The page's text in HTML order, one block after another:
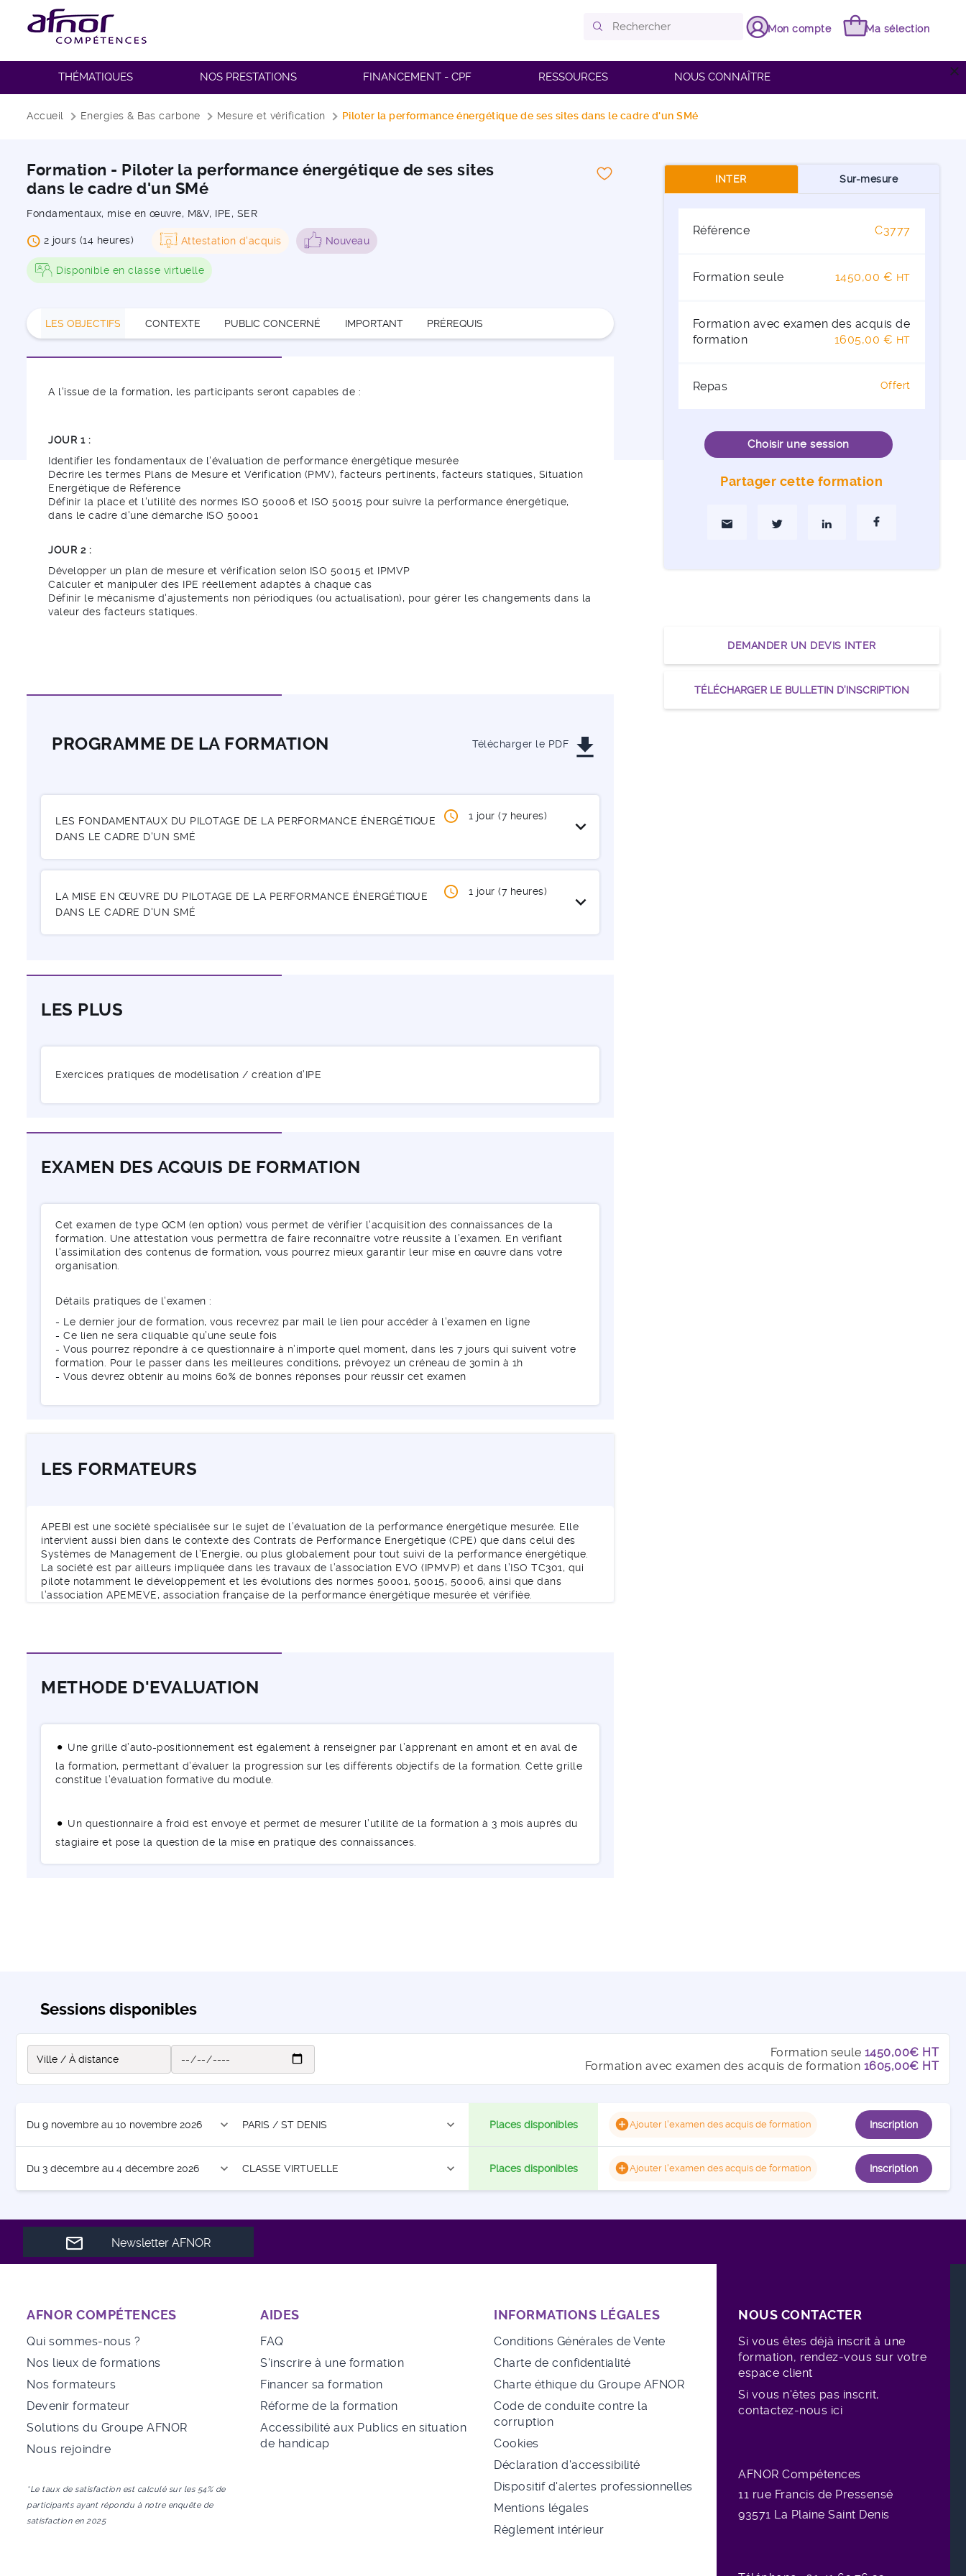
Mon compte Ma sélection
close
THÉMATIQUES NOS PRESTATIONS FINANCEMENT - CPF RESSOURCES NOUS CONNAÎTRE
Fil d'Ariane
Accueil Energies & Bas carbone Mesure et vérification Piloter la performance énergétique de ses sites dans le cadre d'un SMé
Formation - Piloter la performance énergétique de ses sites
dans le cadre d'un SMé
Fondamentaux, mise en œuvre, M&V, IPE, SER
2 jours (14 heures) Attestation d'acquis Nouveau
Disponible en classe virtuelle
LES OBJECTIFS CONTEXTE PUBLIC CONCERNÉ IMPORTANT PRÉREQUIS
A l'issue de la formation, les participants seront capables de :
JOUR 1 :
Identifier les fondamentaux de l'évaluation de performance énergétique mesurée
Décrire les termes Plans de Mesure et Vérification (PMV), facteurs pertinents, facteurs statiques, Situation
Energétique de Référence
Définir la place et l'utilité des normes ISO 50006 et ISO 50015 pour suivre la performance énergétique,
dans le cadre d'une démarche ISO 50001
JOUR 2 :
Développer un plan de mesure et vérification selon ISO 50015 et IPMVP
Calculer et manipuler des IPE réellement adaptés à chaque cas
Définir le mécanisme d'ajustements non périodiques (ou actualisation), pour gérer les changements dans la
valeur des facteurs statiques.
PROGRAMME DE LA FORMATION Télécharger le PDF get_app
LES FONDAMENTAUX DU PILOTAGE DE LA PERFORMANCE ÉNERGÉTIQUE
DANS LE CADRE D'UN SMÉ
1 jour (7 heures)
expand_more
LA MISE EN ŒUVRE DU PILOTAGE DE LA PERFORMANCE ÉNERGÉTIQUE
DANS LE CADRE D'UN SMÉ
1 jour (7 heures)
expand_more
LES PLUS
Exercices pratiques de modélisation / création d’IPE
EXAMEN DES ACQUIS DE FORMATION
Cet examen de type QCM (en option) vous permet de vérifier l'acquisition des connaissances de la
formation. Une attestation vous permettra de faire reconnaître votre réussite à l’examen. En vérifiant
l'assimilation des contenus de formation, vous pourrez mieux garantir leur mise en œuvre dans votre
organisation.
Détails pratiques de l’examen :
- Le dernier jour de formation, vous recevrez par mail le lien pour accéder à l’examen en ligne
- Ce lien ne sera cliquable qu’une seule fois
- Vous pourrez répondre à ce questionnaire à n’importe quel moment, dans les 7 jours qui suivent votre
formation. Pour le passer dans les meilleures conditions, prévoyez un créneau de 30min à 1h
- Vous devrez obtenir au moins 60% de bonnes réponses pour réussir cet examen
LES FORMATEURS
APEBI est une société spécialisée sur le sujet de l’évaluation de la performance énergétique mesurée. Elle
intervient aussi bien dans le contexte des Contrats de Performance Energétique (CPE) que dans celui des
Systèmes de Management de l’Energie, ou plus globalement pour tout suivi de la performance énergétique.
La société est par ailleurs impliquée dans les travaux de l’association EVO (IPMVP) et dans l’ISO TC301, qui
pilote notamment le développement et les évolutions des normes 50001, 50015, 50006, ainsi que dans
l’association APEMEVE, association française de la performance énergétique mesurée et vérifiée.
METHODE D'EVALUATION
Une grille d’auto-positionnement est également à renseigner par l’apprenant en amont et en aval de
la formation, permettant d’évaluer la progression sur les différents objectifs de la formation. Cette grille
constitue l’évaluation formative du module.
Un questionnaire à froid est envoyé et permet de mesurer l’utilité de la formation à 3 mois auprès du
stagiaire et pose la question de la mise en pratique des connaissances.
INTER Sur-mesure
Référence C3777
Formation seule 1450,00 € HT
Formation avec examen des acquis de
formation
1605,00 € HT
Repas Offert
Choisir une session
Partager cette formation
Partager par MailPartager sur TwitterPartager sur Linkedin
DEMANDER UN DEVIS INTER
TÉLÉCHARGER LE BULLETIN D’INSCRIPTION
Sessions disponibles
Formation seule 1450,00€ HT
Formation avec examen des acquis de formation 1605,00€ HT
Du 9 novembre au 10 novembre 2026 expand_more PARIS / ST DENIS expand_more Places disponibles Ajouter l'examen des acquis de formation Inscription
Du 3 décembre au 4 décembre 2026 expand_more CLASSE VIRTUELLE expand_more Places disponibles Ajouter l'examen des acquis de formation Inscription
Newsletter AFNOR
AFNOR COMPÉTENCES
Qui sommes-nous ?
Nos lieux de formations
Nos formateurs
Devenir formateur
Solutions du Groupe AFNOR
Nous rejoindre
*Le taux de satisfaction est calculé sur les 54% de
participants ayant répondu à notre enquête de
satisfaction en 2025
AIDES
FAQ
S'inscrire à une formation
Financer sa formation
Réforme de la formation
Accessibilité aux Publics en situation
de handicap
INFORMATIONS LÉGALES
Conditions Générales de Vente
Charte de confidentialité
Charte éthique du Groupe AFNOR
Code de conduite contre la
corruption
Cookies
Déclaration d'accessibilité
Dispositif d'alertes professionnelles
Mentions légales
Règlement intérieur
NOUS CONTACTER
Si vous êtes déjà inscrit à une
formation, rendez-vous sur votre
espace client
Si vous n'êtes pas inscrit,
contactez-nous ici
AFNOR Compétences
11 rue Francis de Pressensé
93571 La Plaine Saint Denis